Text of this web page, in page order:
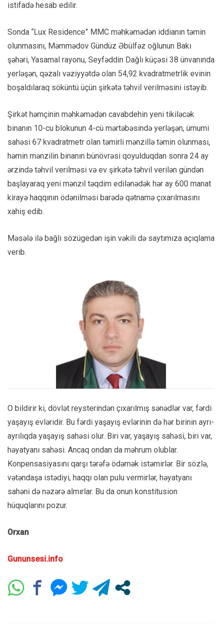
istifadə hesab edilir.
Sonda “Lux Residence” MMC məhkəmədən iddianın təmin
olunmasını, Məmmədov Gündüz Əbülfəz oğlunun Bakı
şəhəri, Yasamal rayonu, Seyfəddin Dağlı küçəsi 38 ünvanında
yerləşən, qəzalı vəziyyətdə olan 54,92 kvadratmetrlik evinin
boşaldılaraq söküntü üçün şirkətə təhvil verilməsini istəyib.
Şirkət həmçinin məhkəmədən cavabdehin yeni tikiləcək
binanın 10-cu blokunun 4-cü mərtəbəsində yerləşən, ümumi
sahəsi 67 kvadratmetr olan təmirli mənzillə təmin olunması,
həmin mənzilin binanın bünövrəsi qoyulduqdan sonra 24 ay
ərzində təhvil verilməsi və ev şirkətə təhvil verilən gündən
başlayaraq yeni mənzil təqdim edilənədək hər ay 600 manat
kirayə haqqının ödənilməsi barədə qətnamə çıxarılmasını
xahiş edib.
Məsələ ilə bağlı sözügedən işin vəkili də saytımıza açıqlama
verib.
O bildirir ki, dövlət reysterindən çıxarılmış sənədlər var, fərdi
yaşayış evləridir. Bu fərdi yaşayış evlərinin də hər birinin ayrı-
ayrılıqda yaşayış sahəsi olur. Biri var, yaşayış sahəsi, biri var,
həyatyanı sahəsi. Ancaq ondan da məhrum olublar.
Konpensasiyasını qarşı tərəfə ödəmək istəmirlər. Bir sözlə,
vətəndaşa istədiyi, haqqı olan pulu vermirlər, həyatyanı
sahəni də nəzərə almırlar. Bu da onun konstitusion
hüquqlarını pozur.
Orxan
Gununsesi.info